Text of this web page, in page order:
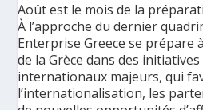
Août est le mois de la
À l’approche du dernier
Enterprise Greece se prépare
de la Grèce dans des
internationaux majeurs, qui
l’internationalisation, les